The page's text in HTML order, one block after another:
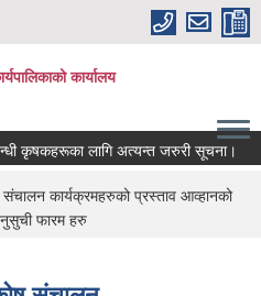
कार्यालय
कृषकहरूका लागि अत्यन्त जरुरी सूचना।
संचालन कार्यक्रमहरुको प्रस्ताव आव्हानको
फारम हरु